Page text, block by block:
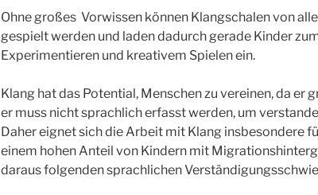
Ohne großes Vorwissen können Klangschalen von
gespielt werden und laden dadurch gerade Kinder
Experimentieren und kreativem Spielen ein.
Klang hat das Potential, Menschen zu vereinen, da er
er muss nicht sprachlich erfasst werden, um
Daher eignet sich die Arbeit mit Klang insbesondere
einem hohen Anteil von Kindern mit
daraus folgenden sprachlichen